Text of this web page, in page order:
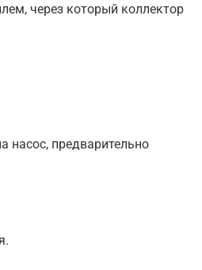
через который коллектор
насос, предварительно